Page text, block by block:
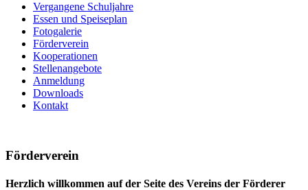
Vergangene Schuljahre
Essen und Speiseplan
Fotogalerie
Förderverein
Kooperationen
Stellenangebote
Anmeldung
Downloads
Kontakt
Förderverein
Herzlich willkommen auf der Seite des Vereins der Förderer